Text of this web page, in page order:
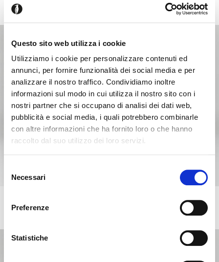
Questo sito web utilizza i cookie
Utilizziamo i cookie per personalizzare contenuti ed
annunci, per fornire funzionalità dei social media e per
analizzare il nostro traffico. Condividiamo inoltre
informazioni sul modo in cui utilizza il nostro sito con i
nostri partner che si occupano di analisi dei dati web,
pubblicità e social media, i quali potrebbero combinarle
con altre informazioni che ha fornito loro o che hanno
raccolto dal suo utilizzo dei loro servizi.
delNecessari
Preferenze
Statistiche
COCOON
Einstellbare Hocker
+9
Gepolsterter Metallhocker mit drehbarem, höhenverstellbarem
+4
Es scheint, dass Sie aus einem Schliessen
Möchten Sie zur Website in Vereinigte Staaten